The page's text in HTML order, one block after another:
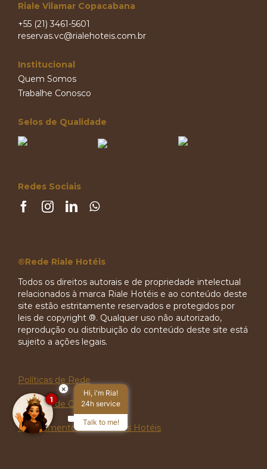
Riale Vilamar Copacabana
+55 (21) 3461-5601
reservas.vc@rialehoteis.com.br
Institucional
Quem Somos
Trabalhe Conosco
Selos de Qualidade
Redes Sociais
®Rede Riale Hotéis
Todos os direitos autorais e de propriedade intelectual
relacionados à marca Riale Hotéis e ao conteúdo deste
site estão estritamente reservados e protegidos por
leis de copyright ®. Qualquer uso não autorizado,
reprodução ou distribuição do conteúdo deste site está
sujeito a ações legais.
Políticas de Rede
Políticas de Criança
Regulamento Internos dos Hotéis
×
Hi, i'm Ria!
24h service
Talk to me!
1